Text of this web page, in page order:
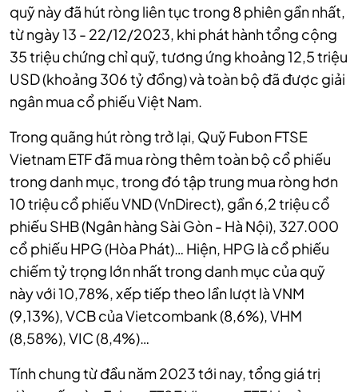
quỹ này đã hút ròng liên tục trong 8 phiên gần nhất,
từ ngày 13 - 22/12/2023, khi phát hành tổng cộng
35 triệu chứng chỉ quỹ, tương ứng khoảng 12,5 triệu
USD (khoảng 306 tỷ đồng) và toàn bộ đã được giải
ngân mua cổ phiếu Việt Nam.
Trong quãng hút ròng trở lại, Quỹ Fubon FTSE
Vietnam ETF đã mua ròng thêm toàn bộ cổ phiếu
trong danh mục, trong đó tập trung mua ròng hơn
10 triệu cổ phiếu VND (VnDirect), gần 6,2 triệu cổ
phiếu SHB (Ngân hàng Sài Gòn - Hà Nội), 327.000
cổ phiếu HPG (Hòa Phát)… Hiện, HPG là cổ phiếu
chiếm tỷ trọng lớn nhất trong danh mục của quỹ
này với 10,78%, xếp tiếp theo lần lượt là VNM
(9,13%), VCB của Vietcombank (8,6%), VHM
(8,58%), VIC (8,4%)…
Tính chung từ đầu năm 2023 tới nay, tổng giá trị